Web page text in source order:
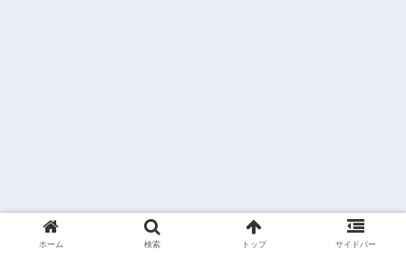
ホーム 検索 トップ サイドバー